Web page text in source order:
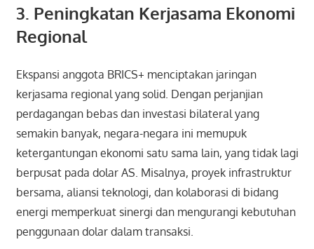
3. Peningkatan Kerjasama Ekonomi
Regional
Ekspansi anggota BRICS+ menciptakan jaringan
kerjasama regional yang solid. Dengan perjanjian
perdagangan bebas dan investasi bilateral yang
semakin banyak, negara-negara ini memupuk
ketergantungan ekonomi satu sama lain, yang tidak lagi
berpusat pada dolar AS. Misalnya, proyek infrastruktur
bersama, aliansi teknologi, dan kolaborasi di bidang
energi memperkuat sinergi dan mengurangi kebutuhan
penggunaan dolar dalam transaksi.